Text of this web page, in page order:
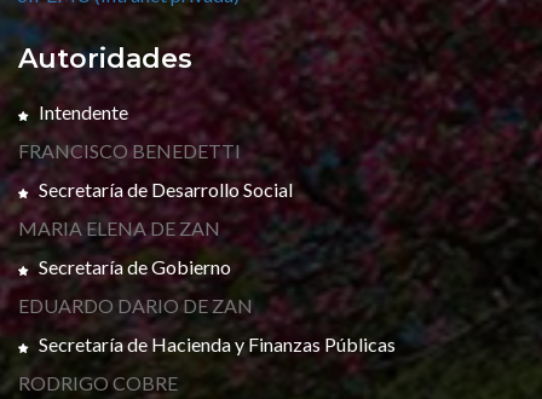
Autoridades
Intendente
FRANCISCO BENEDETTI
Secretaría de Desarrollo Social
MARIA ELENA DE ZAN
Secretaría de Gobierno
EDUARDO DARIO DE ZAN
Secretaría de Hacienda y Finanzas Públicas
RODRIGO COBRE